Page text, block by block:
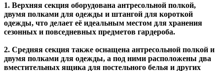
1. Верхняя секция оборудована антресольной полкой,
двумя полками для одежды и штангой для короткой
одежды, что делает её идеальным местом для хранения
сезонных и повседневных предметов гардероба.
2. Средняя секция также оснащена антресольной полкой и
двумя полками для одежды, а под ними расположены два
вместительных ящика для постельного белья и других